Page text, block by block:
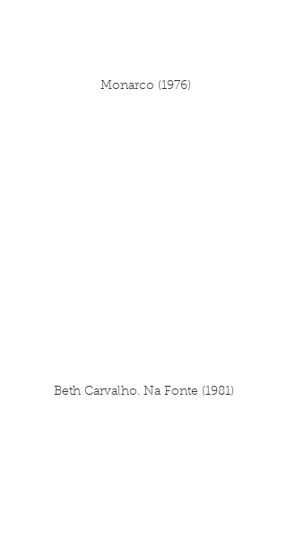
Monarco (1976)
Beth Carvalho. Na Fonte (1981)